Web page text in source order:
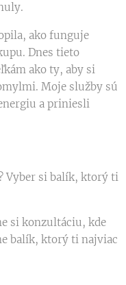
ako funguje
Dnes tieto
ako ty, aby si
Moje služby sú
a priniesli
Vyber si balík, ktorý ti
si konzultáciu, kde
balík, ktorý ti najviac